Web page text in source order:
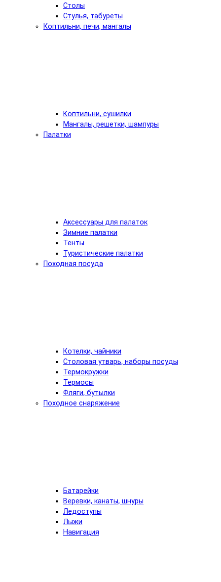
Столы
Стулья, табуреты
Коптильни, печи, мангалы
Коптильни, сушилки
Мангалы, решетки, шампуры
Палатки
Аксессуары для палаток
Зимние палатки
Тенты
Туристические палатки
Походная посуда
Котелки, чайники
Столовая утварь, наборы посуды
Термокружки
Термосы
Фляги, бутылки
Походное снаряжение
Батарейки
Веревки, канаты, шнуры
Ледоступы
Лыжи
Навигация